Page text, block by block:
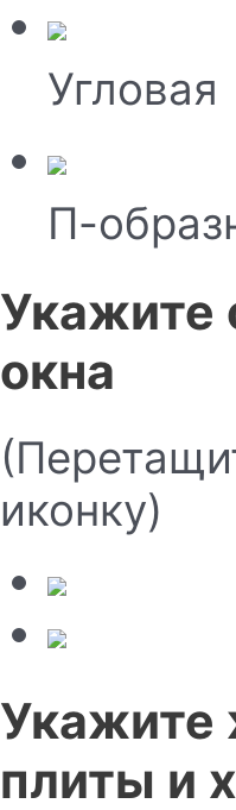
Угловая
П-
Укажите
окна
иконку)
Укажите
плиты и